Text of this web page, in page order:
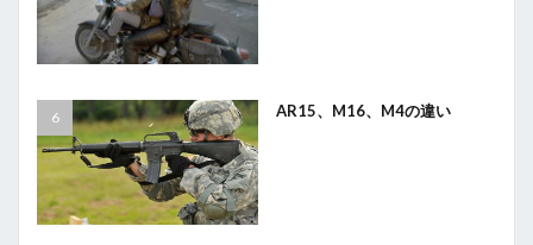
AR15、M16、M4の違い